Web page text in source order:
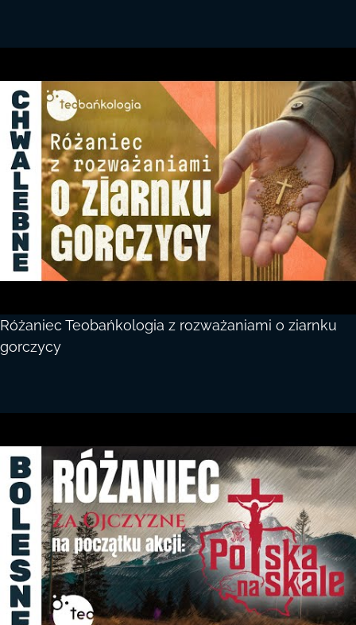
Różaniec Teobańkologia z rozważaniami o ziarnku
gorczycy